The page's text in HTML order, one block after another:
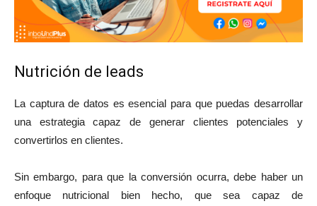
Nutrición de leads
La captura de datos es esencial para que puedas desarrollar
una estrategia capaz de generar clientes potenciales y
convertirlos en clientes.
Sin embargo, para que la conversión ocurra, debe haber un
enfoque nutricional bien hecho, que sea capaz de